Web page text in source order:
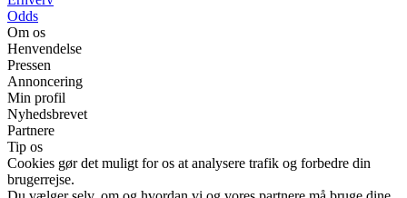
Odds
Om os
Henvendelse
Pressen
Annoncering
Min profil
Nyhedsbrevet
Partnere
Tip os
Cookies gør det muligt for os at analysere trafik og forbedre din
brugerrejse.